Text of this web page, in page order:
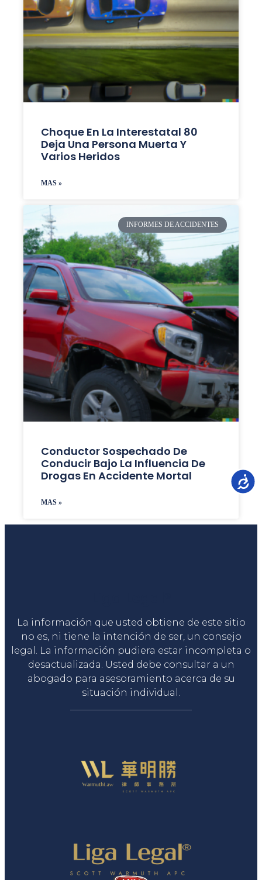
Choque En La Interestatal 80
Deja Una Persona Muerta Y
Varios Heridos
MAS »
INFORMES DE ACCIDENTES
Conductor Sospechado De
Conducir Bajo La Influencia De
Drogas En Accidente Mortal
MAS »
La información que usted obtiene de este sitio
no es, ni tiene la intención de ser, un consejo
legal. La información pudiera estar incompleta o
desactualizada. Usted debe consultar a un
abogado para asesoramiento acerca de su
situación individual.